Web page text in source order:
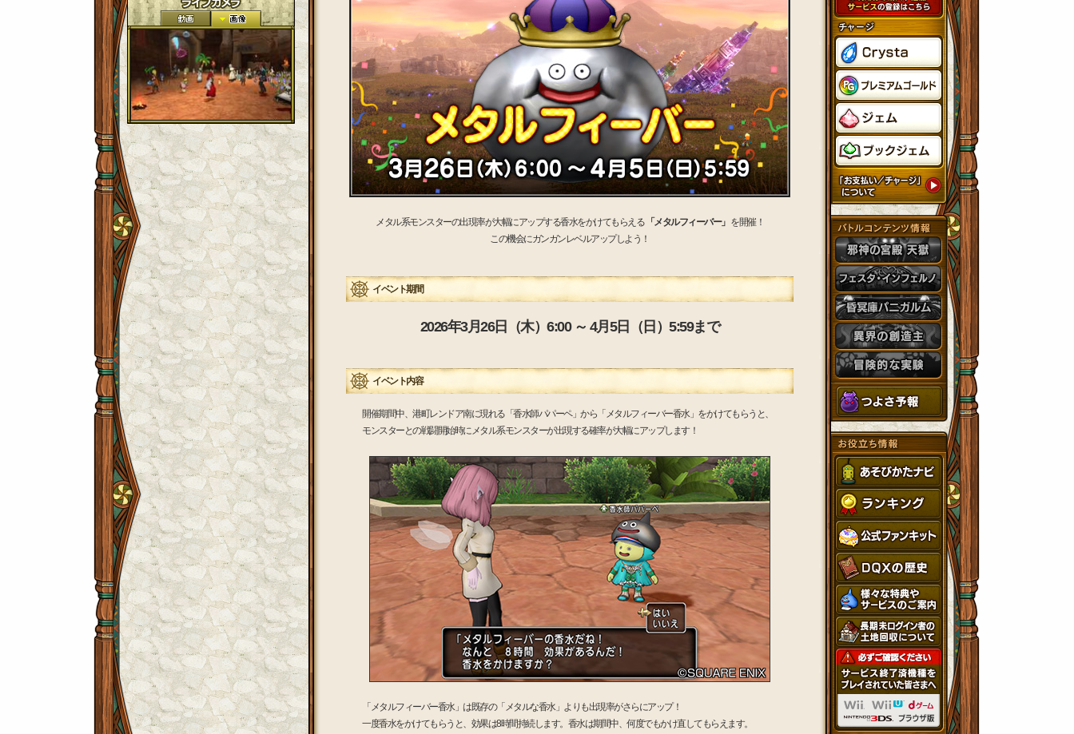
メタル系モンスターの出現率が大幅にアップする香水をかけてもらえる 「メタルフィーバー」 を開催！
この機会にガンガンレベルアップしよう！
イベント期間
2026年3月26日（木）6:00 ～ 4月5日（日）5:59まで
イベント内容
開催期間中、港町レンドア南に現れる「香水師パパーペ」から「メタルフィーバー香水」をかけてもらうと、
モンスターとの戦闘開始時にメタル系モンスターが出現する確率が大幅にアップします！
「メタルフィーバー香水」は既存の「メタルな香水」よりも出現率がさらにアップ！
一度香水をかけてもらうと、効果は8時間持続します。香水は期間中、何度でもかけ直してもらえます。